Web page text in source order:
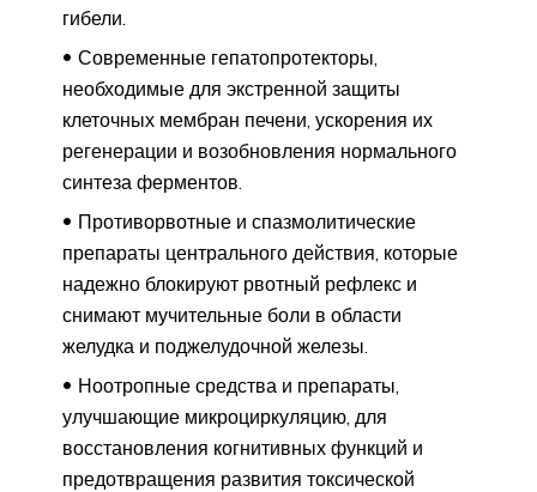
гибели.
Современные гепатопротекторы,
необходимые для экстренной защиты
клеточных мембран печени, ускорения их
регенерации и возобновления нормального
синтеза ферментов.
Противорвотные и спазмолитические
препараты центрального действия, которые
надежно блокируют рвотный рефлекс и
снимают мучительные боли в области
желудка и поджелудочной железы.
Ноотропные средства и препараты,
улучшающие микроциркуляцию, для
восстановления когнитивных функций и
предотвращения развития токсической